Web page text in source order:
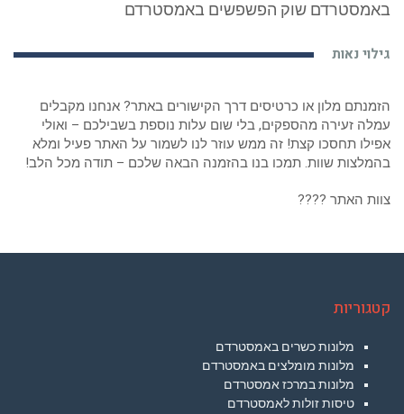
באמסטרדם שוק הפשפשים באמסטרדם
גילוי נאות
הזמנתם מלון או כרטיסים דרך הקישורים באתר? אנחנו מקבלים
עמלה זעירה מהספקים, בלי שום עלות נוספת בשבילכם – ואולי
אפילו תחסכו קצת! זה ממש עוזר לנו לשמור על האתר פעיל ומלא
בהמלצות שוות. תמכו בנו בהזמנה הבאה שלכם – תודה מכל הלב!
צוות האתר ????
קטגוריות
מלונות כשרים באמסטרדם
מלונות מומלצים באמסטרדם
מלונות במרכז אמסטרדם
טיסות זולות לאמסטרדם